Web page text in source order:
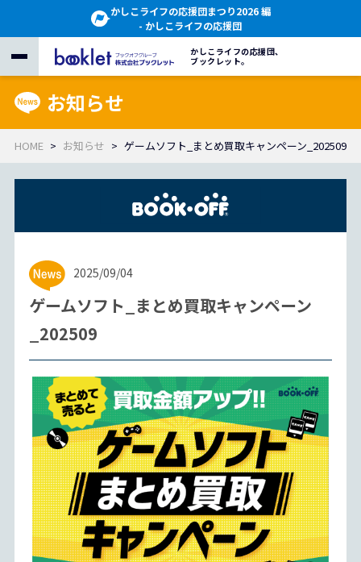
かしこライフの応援団まつり2026 編
- かしこライフの応援団
かしこライフの応援団、
ブックレット。
お知らせ
HOME お知らせ ゲームソフト_まとめ買取キャンペーン_202509
2025/09/04
ゲームソフト_まとめ買取キャンペーン
_202509